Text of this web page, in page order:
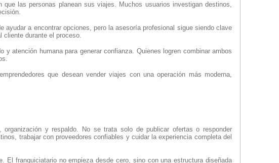
las personas planean sus viajes. Muchos usuarios investigan destinos,
a encontrar opciones, pero la asesoría profesional sigue siendo clave
cliente durante el proceso.
atención humana para generar confianza. Quienes logren combinar ambos
que desean vender viajes con una operación más moderna,
organización y respaldo. No se trata solo de publicar ofertas o responder
trabajar con proveedores confiables y cuidar la experiencia completa del
El franquiciatario no empieza desde cero, sino con una estructura diseñada